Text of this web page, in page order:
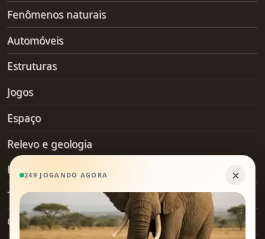
Fenômenos naturais
Automóveis
Estruturas
Jogos
Espaço
Relevo e geologia
Hobby
Transporte
Objetos do dia a dia